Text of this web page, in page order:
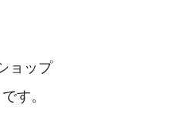
ョップ
す。